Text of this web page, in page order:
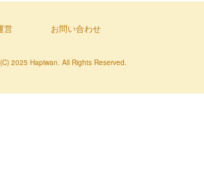
営 お問い合わせ
2025 Hapiwan. All Rights Reserved.